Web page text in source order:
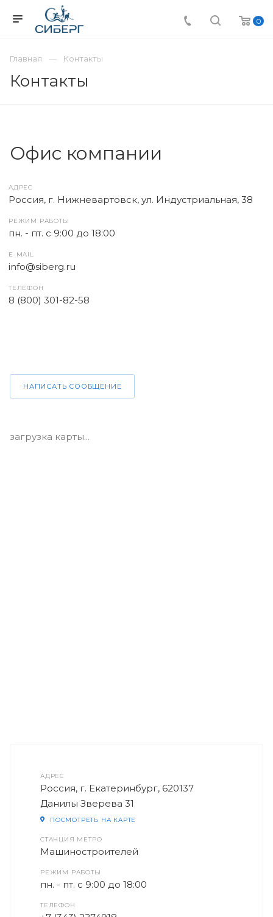
0
Главная Контакты
Контакты
Офис компании
АДРЕС
Россия, г. Нижневартовск, ул. Индустриальная, 38
РЕЖИМ РАБОТЫ
пн. - пт. с 9:00 до 18:00
E-MAIL
info@siberg.ru
ТЕЛЕФОН
8 (800) 301-82-58
НАПИСАТЬ СООБЩЕНИЕ
загрузка карты...
АДРЕС
Россия, г. Екатеринбург, 620137
Данилы Зверева 31
ПОСМОТРЕТЬ НА КАРТЕ
СТАНЦИЯ МЕТРО
Машиностроителей
РЕЖИМ РАБОТЫ
пн. - пт. с 9:00 до 18:00
ТЕЛЕФОН